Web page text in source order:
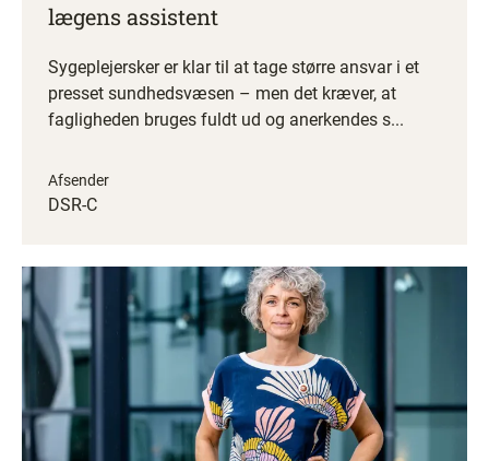
lægens assistent
Sygeplejersker er klar til at tage større ansvar i et
presset sundhedsvæsen – men det kræver, at
fagligheden bruges fuldt ud og anerkendes s...
Afsender
DSR-C